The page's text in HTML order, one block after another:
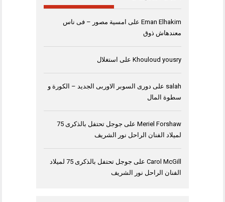
Eman Elhakim على امسية مصور – فى ناس
معندهاش ذوق
Khouloud yousry على استغلال
salah على دورى السوبر الاوربى الجديد – الكورة و
سطوة المال
Meriel Forshaw على
جوجل تحتفل بالذكرى 75
لميلاد الفنان الراحل نور الشريف
Carol McGill على
جوجل تحتفل بالذكرى 75 لميلاد
الفنان الراحل نور الشريف